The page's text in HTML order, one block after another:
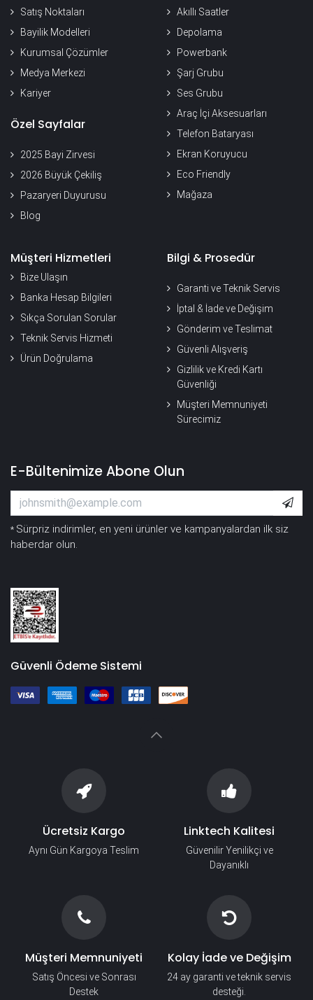
Satış Noktaları
Bayilik Modelleri
Kurumsal Çözümler
Medya Merkezi
Kariyer
Özel Sayfalar
2025 Bayi Zirvesi
2026 Büyük Çekiliş
Pazaryeri Duyurusu
Blog
Akıllı Saatler
Depolama
Powerbank
Şarj Grubu
Ses Grubu
Araç İçi Aksesuarları
Telefon Bataryası
Ekran Koruyucu
Eco Friendly
Mağaza
Müşteri Hizmetleri
Bize Ulaşın
Banka Hesap Bilgileri
Sıkça Sorulan Sorular
Teknik Servis Hizmeti
Ürün Doğrulama
Bilgi & Prosedür
Garanti ve Teknik Servis
İptal & İade ve Değişim
Gönderim ve Teslimat
Güvenli Alışveriş
Gizlilik ve Kredi Kartı
Güvenliği
Müşteri Memnuniyeti
Sürecimiz
E-Bültenimize Abone Olun
* Sürpriz indirimler, en yeni ürünler ve kampanyalardan ilk siz
haberdar olun.
Güvenli Ödeme Sistemi
Ücretsiz Kargo
Aynı Gün Kargoya Teslim
Linktech Kalitesi
Güvenilir Yenilikçi ve
Dayanıklı
Müşteri Memnuniyeti
Satış Öncesi ve Sonrası
Destek
Kolay İade ve Değişim
24 ay garanti ve teknik servis
desteği.